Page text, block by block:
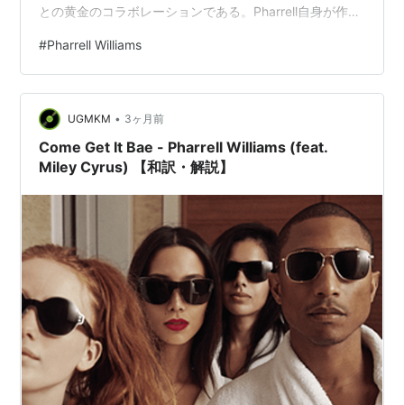
との黄金のコラボレーションである。Pharrell自身が作曲
リングス・アレンジが加わったこの楽曲は、70年代のデ
ィスコ／ファンクと洗練されたフレンチ・エレクトロが
見事に融合した傑作だ。Daft Punkはトレードマークであ
るボ…
#Pharrell Williams
UGMKM • 3ヶ月前
Come Get It Bae - Pharrell Williams (feat.
Miley Cyrus) 【和訳・解説】